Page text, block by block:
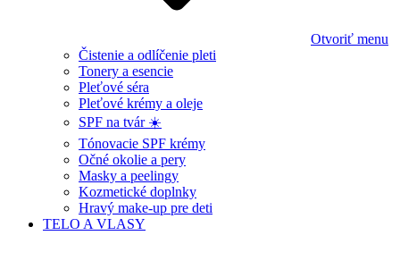
Otvoriť menu
Čistenie a odlíčenie pleti
Tonery a esencie
Pleťové séra
Pleťové krémy a oleje
SPF na tvár ☀️
Tónovacie SPF krémy
Očné okolie a pery
Masky a peelingy
Kozmetické doplnky
Hravý make-up pre deti
TELO A VLASY